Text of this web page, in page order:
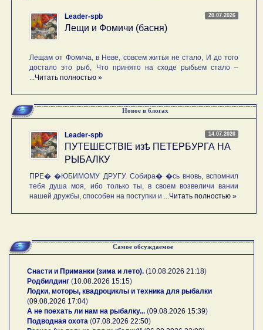
20.07.2026
Leader-spb
Лещи и Фомичи (басня)
Лещам от Фомича, в Неве, совсем житья не стало, И до того
достало это рыб, Что принято на сходе рыбьем стало –
Читать полностью »
Новое в блогах
14.07.2026
Leader-spb
ПУТЕШЕСТВIE изѣ ПЕТЕРБУРГА НА
РЫБАЛКУ
ПРЕ� �ЮБИМОМУ ДРУГУ. Собира� �сь вновь, вспомнил
тебя душа моя, ибо только ты, в своем возвеличи вании
нашей дружбы, способен на поступки и ... Читать полностью »
Самое обсуждаемое
Снасти и Приманки (зима и лето). (10.08.2026 21:18)
Родбилдинг (10.08.2026 15:15)
Лодки, моторы, квадроциклы и техника для рыбалки
(09.08.2026 17:04)
А не поехать ли нам на рыбалку... (09.08.2026 15:39)
Подводная охота (07.08.2026 22:50)